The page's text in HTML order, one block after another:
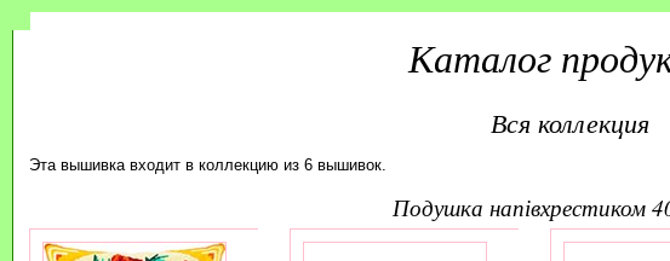
Каталог
Вся коллекция
Эта вышивка входит в коллекцию из 6 вышивок.
подушка напівхрестиком